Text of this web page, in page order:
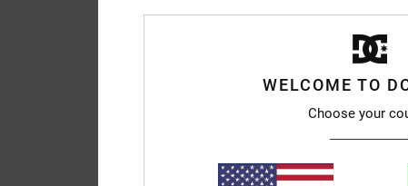
WELCOME TO
Choose your